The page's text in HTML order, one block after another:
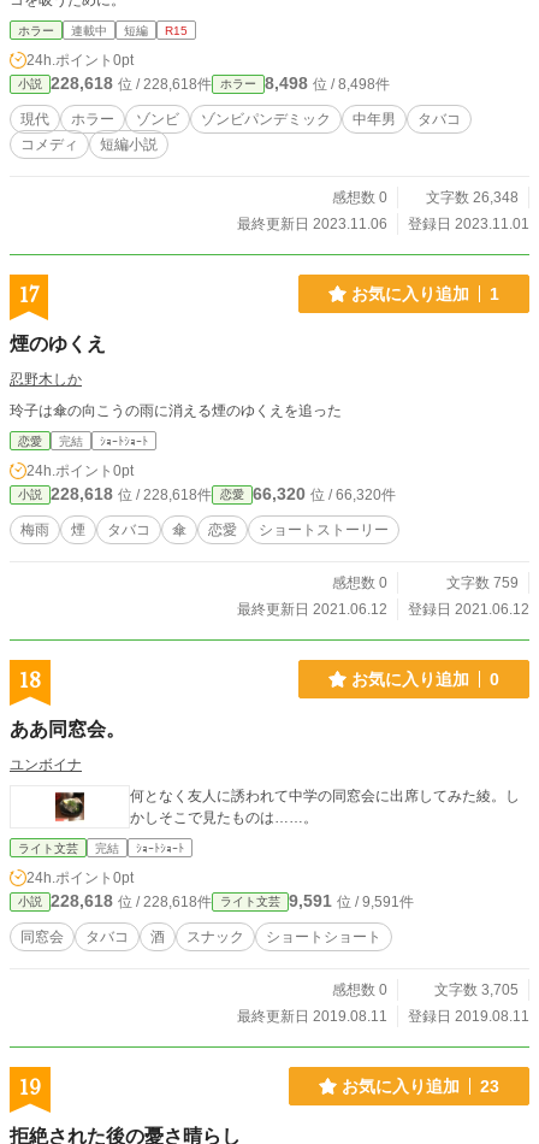
ホラー 連載中 短編 R15
24h.ポイント 0pt
小説 228,618 位 / 228,618件 ホラー 8,498 位 / 8,498件
現代 ホラー ゾンビ ゾンビパンデミック 中年男
タバコ
コメディ
短編小説
感想数 0
文字数 26,348
最終更新日 2023.11.06
登録日 2023.11.01
17 お気に入り追加 1
煙のゆくえ
忍野木しか
玲子は傘の向こうの雨に消える煙のゆくえを追った
恋愛 完結 ｼｮｰﾄｼｮｰﾄ
24h.ポイント 0pt
小説 228,618 位 / 228,618件 恋愛 66,320 位 / 66,320件
梅雨 煙 タバコ 傘 恋愛 ショートストーリー
感想数 0
文字数 759
最終更新日 2021.06.12
登録日 2021.06.12
18 お気に入り追加 0
ああ同窓会。
ユンボイナ
何となく友人に誘われて中学の同窓会に出席してみた綾。し
かしそこで見たものは……。
ライト文芸 完結 ｼｮｰﾄｼｮｰﾄ
24h.ポイント 0pt
小説 228,618 位 / 228,618件 ライト文芸 9,591 位 / 9,591件
同窓会 タバコ 酒 スナック ショートショート
感想数 0
文字数 3,705
最終更新日 2019.08.11
登録日 2019.08.11
19 お気に入り追加 23
拒絶された後の憂さ晴らし